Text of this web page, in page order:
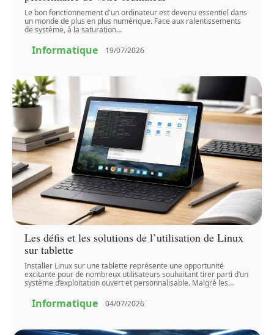
Le bon fonctionnement d'un ordinateur est devenu essentiel dans
un monde de plus en plus numérique. Face aux ralentissements
de système, à la saturation…
Informatique 19/07/2026
Les défis et les solutions de l’utilisation de Linux
sur tablette
Installer Linux sur une tablette représente une opportunité
excitante pour de nombreux utilisateurs souhaitant tirer parti d’un
système d’exploitation ouvert et personnalisable. Malgré les…
Informatique 04/07/2026